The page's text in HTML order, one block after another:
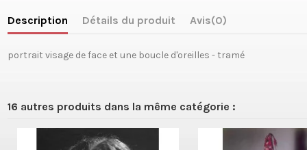
Description Détails du produit Avis(0)
portrait visage de face et une boucle d'oreilles - tramé
16 autres produits dans la même catégorie :